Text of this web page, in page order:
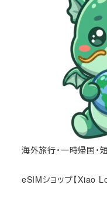
海外旅行・一時帰国・
eSIMショップ【Xiao